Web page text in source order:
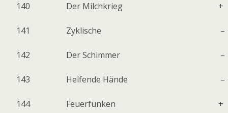
140 Der Milchkrieg +
141 Zyklische –
142 Der Schimmer –
143 Helfende Hände –
144 Feuerfunken +